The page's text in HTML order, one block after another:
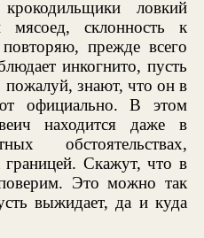
ловкий
склонность к
прежде всего
инкогнито, пусть
пожалуй, знают, что он в
официально. В этом
находится даже в
обстоятельствах,
границей. Скажут, что в
Это можно так
выжидает, да и куда